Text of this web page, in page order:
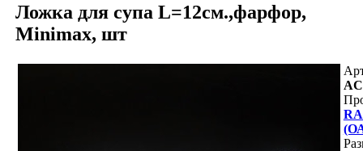
Ложка для супа L=12см.,фарфор,
Minimax, шт